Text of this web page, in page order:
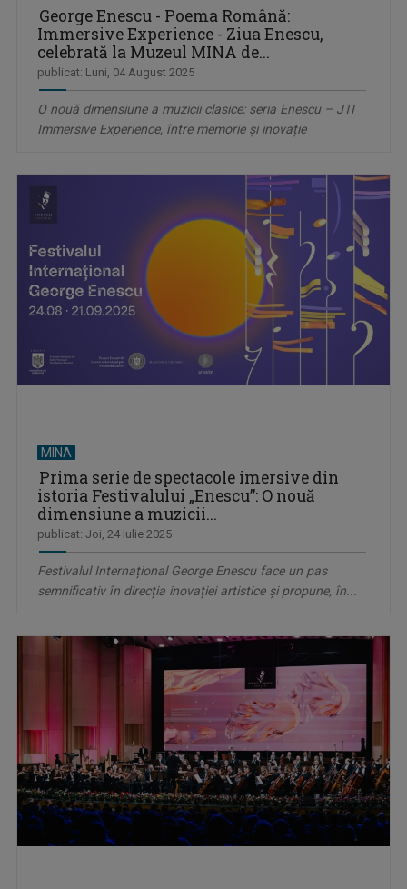
George Enescu - Poema Română:
Immersive Experience - Ziua Enescu,
celebrată la Muzeul MINA de...
publicat: Luni, 04 August 2025
O nouă dimensiune a muzicii clasice: seria Enescu – JTI
Immersive Experience, între memorie și inovație
MINA
Prima serie de spectacole imersive din
istoria Festivalului „Enescu”: O nouă
dimensiune a muzicii...
publicat: Joi, 24 Iulie 2025
Festivalul Internațional George Enescu face un pas
semnificativ în direcția inovației artistice și propune, în...